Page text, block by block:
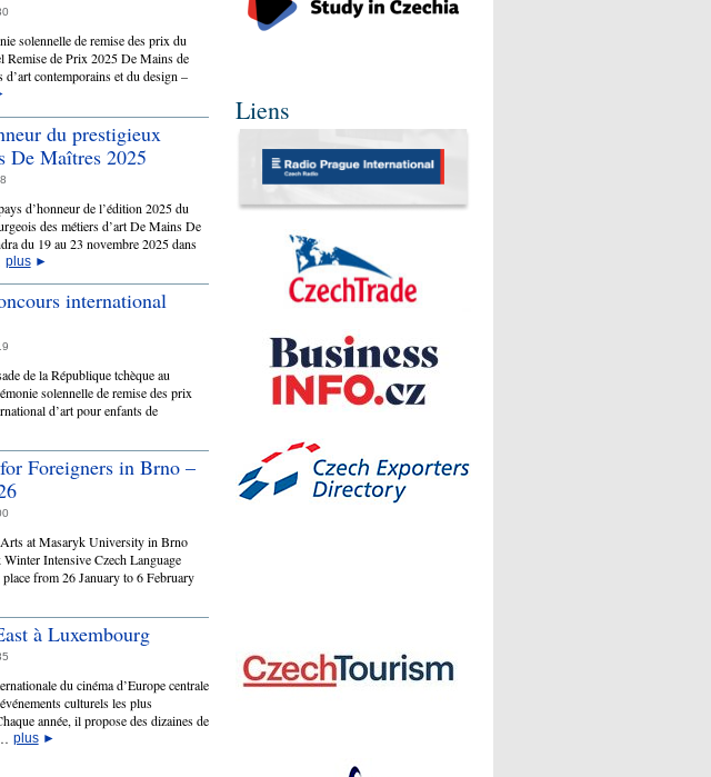
solennelle de remise des prix du
de Prix 2025 De Mains de
contemporains et du design –
du prestigieux
De Maîtres 2025
d’honneur de l’édition 2025 du
des métiers d’art De Mains De
du 19 au 23 novembre 2025 dans
plus►
international
de la République tchèque au
solennelle de remise des prix
d’art pour enfants de
Foreigners in Brno –
at Masaryk University in Brno
Intensive Czech Language
from 26 January to 6 February
à Luxembourg
du cinéma d’Europe centrale
culturels les plus
année, il propose des dizaines de
plus►
Liens